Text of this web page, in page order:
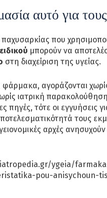
αυτό για
που
μπορούν να
στη διαχείριση της υγείας.
αγοράζονται
ιατρική
πηγές, τότε οι εγγυήσεις
τους
αρχές
ygeia/
pou-anisychoun-